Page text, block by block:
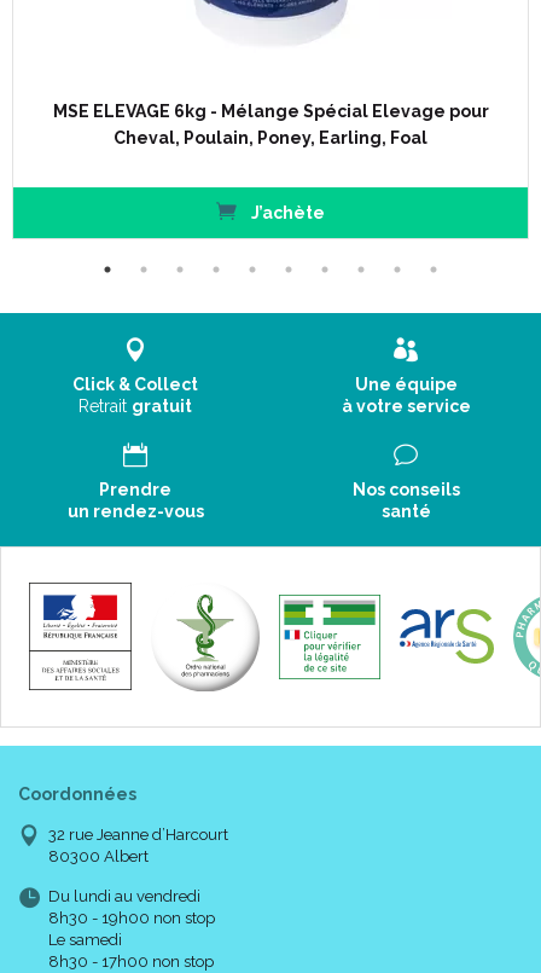
MSE ELEVAGE 6kg - Mélange Spécial Elevage pour
Cheval, Poulain, Poney, Earling, Foal
J’achète
Click & Collect
Retrait gratuit
Une équipe
à votre service
Prendre
un rendez-vous
Nos conseils
santé
Coordonnées
32 rue Jeanne d’Harcourt
80300 Albert
Du lundi au vendredi
8h30 - 19h00 non stop
Le samedi
8h30 - 17h00 non stop